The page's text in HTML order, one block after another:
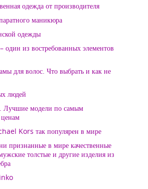
одежда от производителя
маникюра
одежды
из востребованных элементов
для волос. Что выбрать и как не
людей
Лучшие модели по самым
Kors так популярен в мире
признанные в мире качественные
толстые и другие изделия из